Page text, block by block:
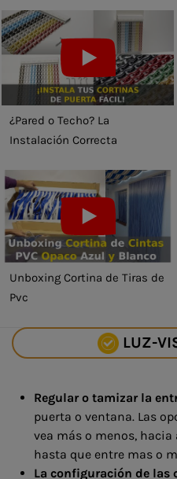
¿Pared o Techo? La
Instalación Correcta
Unboxing Cortina de Tiras de
Pvc
LUZ-
Regular o tamizar la
puerta o ventana. Las
vea más o menos,
hasta que entre mas o
La configuración de las